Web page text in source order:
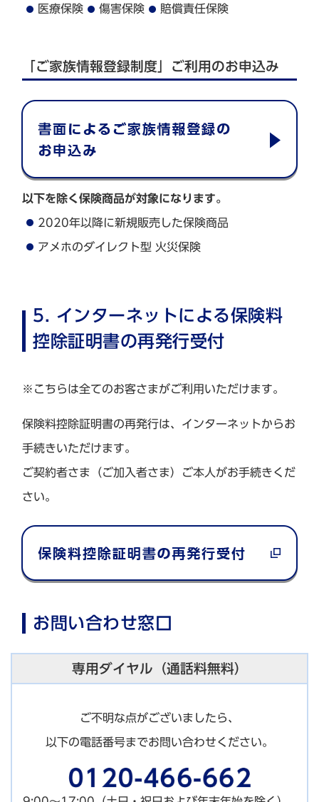
医療保険 傷害保険 賠償責任保険
「ご家族情報登録制度」ご利用のお申込み
以下を除く保険商品が対象になります。
2020年以降に新規販売した保険商品
アメホのダイレクト型 火災保険
5. インターネットによる保険料
控除証明書の再発行受付
※こちらは全てのお客さまがご利用いただけます。
保険料控除証明書の再発行は、インターネットからお
手続きいただけます。
ご契約者さま（ご加入者さま）ご本人がお手続きくだ
さい。
お問い合わせ窓口
専用ダイヤル（通話料無料）
ご不明な点がございましたら、
以下の電話番号までお問い合わせください。